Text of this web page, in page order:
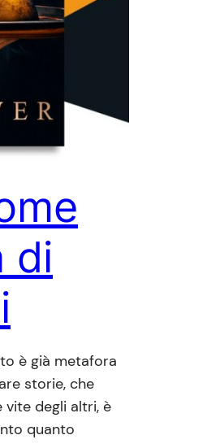
di
è già metafora
storie, che
vite degli altri, è
quanto